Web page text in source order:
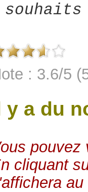
: 3.6/5
y a du
pouvez
cliquant